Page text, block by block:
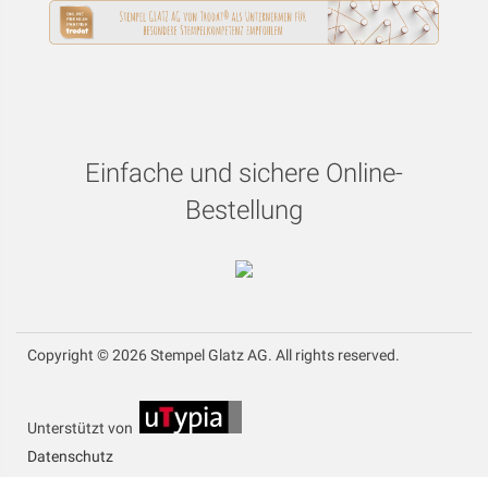
Einfache und sichere Online-
Bestellung
Copyright © 2026 Stempel Glatz AG. All rights reserved.
Unterstützt von
Datenschutz